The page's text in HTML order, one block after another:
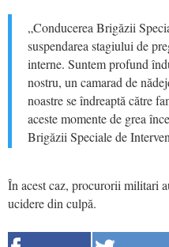
„Conducerea Brigăzii
suspendarea stagiului de
interne. Suntem profund
nostru, un camarad de
noastre se îndreaptă către
aceste momente de grea
Brigăzii Speciale de
În acest caz, procurorii militari
ucidere din culpă.